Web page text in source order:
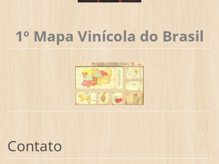
1º Mapa Vinícola do Brasil
Contato